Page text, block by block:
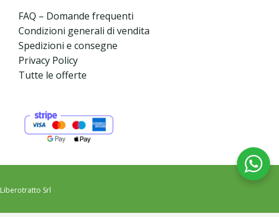
FAQ – Domande frequenti
Condizioni generali di vendita
Spedizioni e consegne
Privacy Policy
Tutte le offerte
Liberotratto Srl